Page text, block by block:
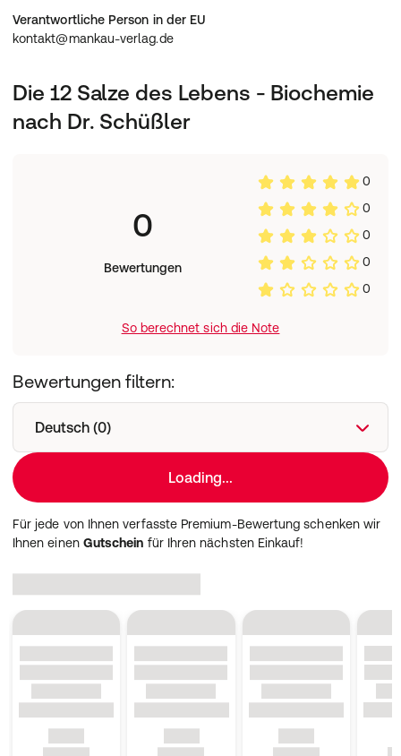
382 Seiten Deutsch / Erscheinungsdatum: 15.03.2019
Verantwortliche Person in der EU
kontakt@mankau-verlag.de
Die 12 Salze des Lebens - Biochemie
nach Dr. Schüßler
0
Bewertungen
0
0
0
0
0
So berechnet sich die Note
Bewertungen filtern:
Deutsch (0)
Loading...
Für jede von Ihnen verfasste Premium-Bewertung schenken wir
Ihnen einen Gutschein für Ihren nächsten Einkauf!